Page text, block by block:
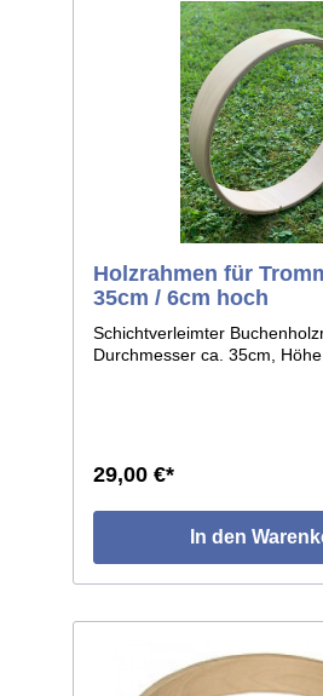
Holzrahmen für
35cm / 6cm hoch
Schichtverleimter
Durchmesser ca. 35cm, Höhe
29,00 €*
In den